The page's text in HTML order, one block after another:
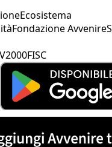
Ecosistema
Fondazione Avvenire
FISC